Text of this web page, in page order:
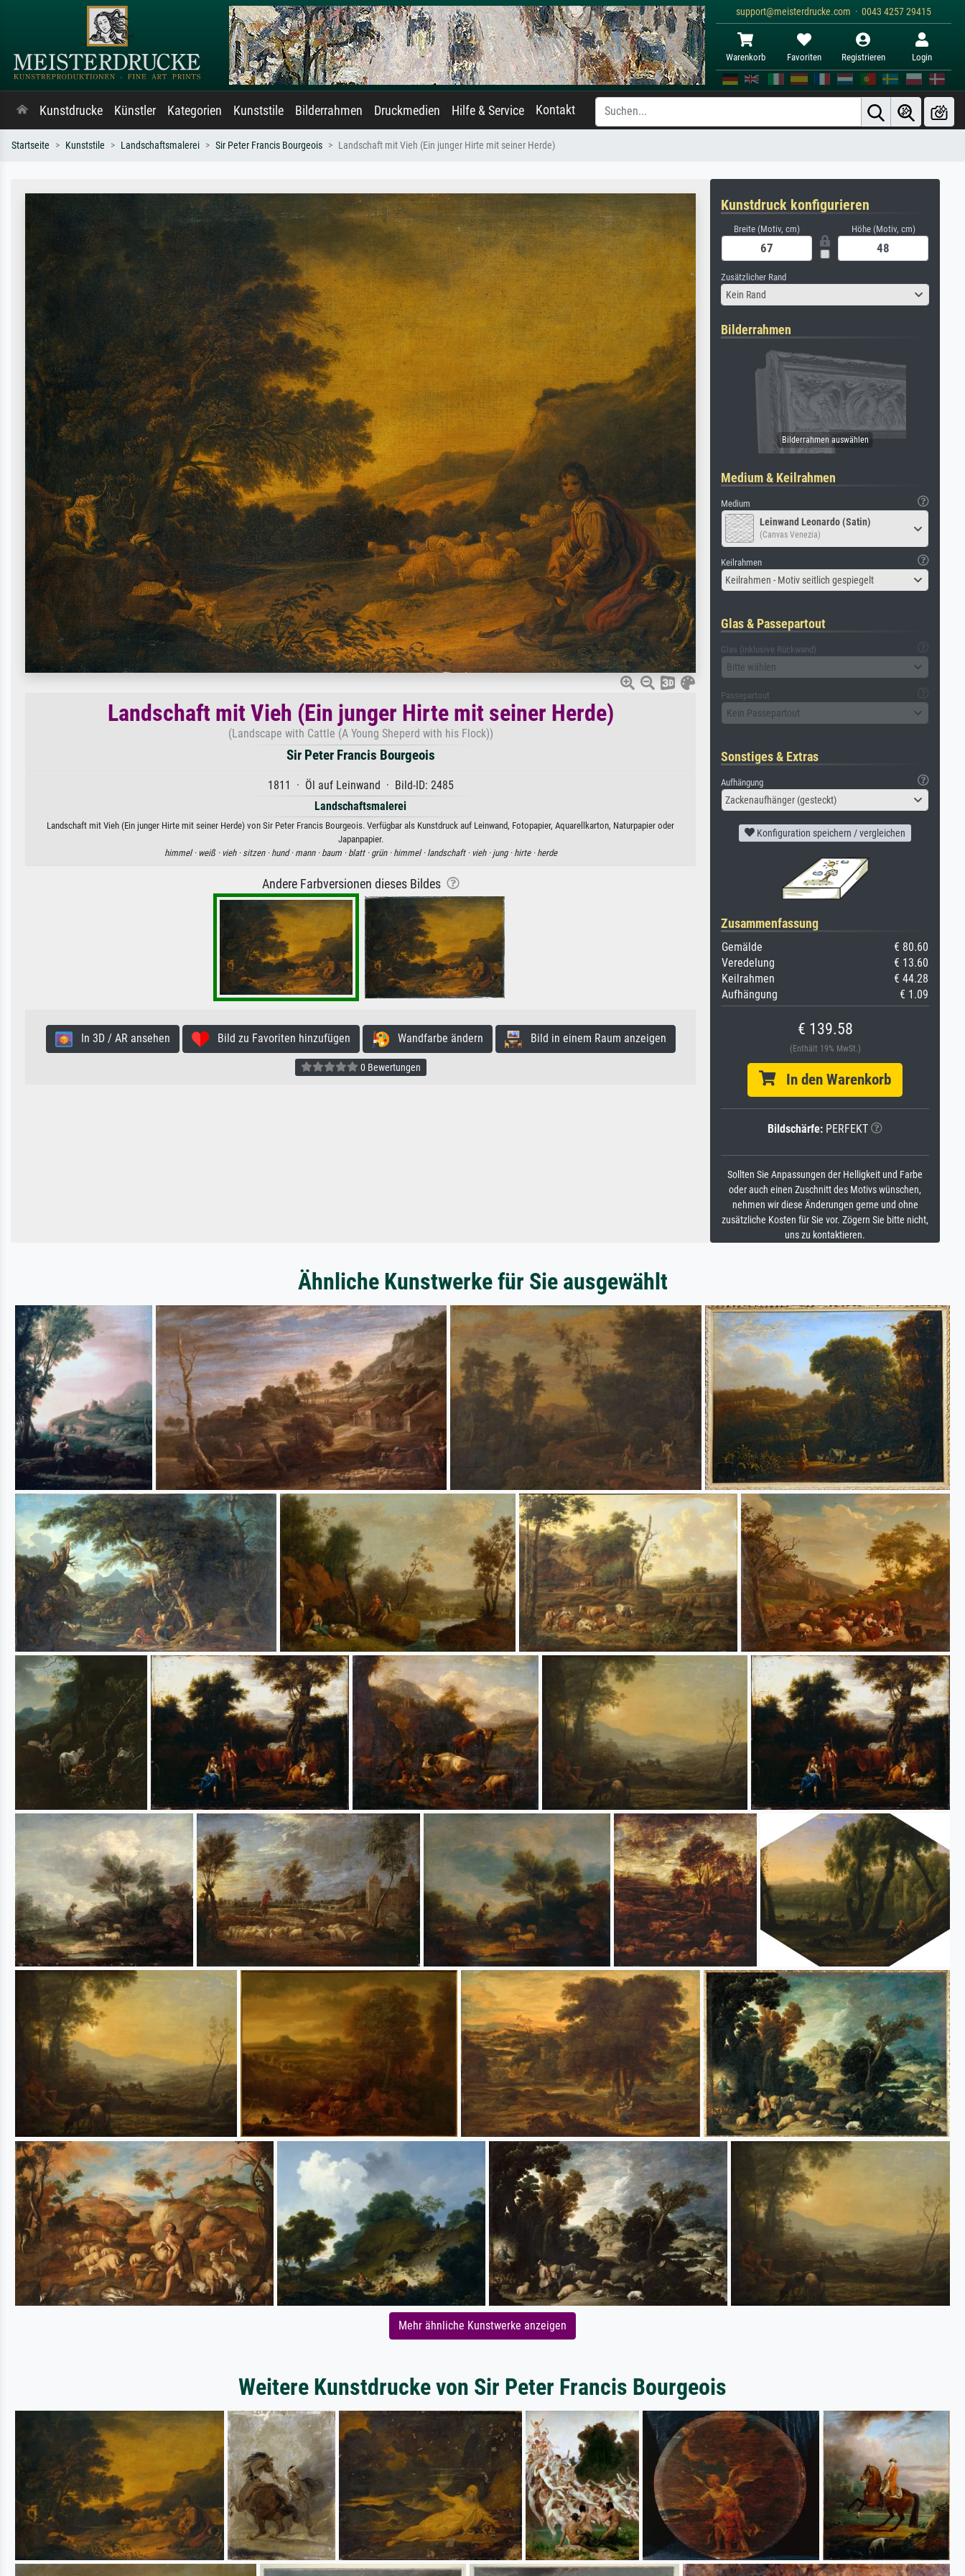
support@meisterdrucke.com · 0043 4257 29415
Warenkorb Favoriten Registrieren Login
Kunstdrucke Künstler Kategorien Kunststile Bilderrahmen Druckmedien Hilfe & Service Kontakt
Startseite Kunststile Landschaftsmalerei Sir Peter Francis Bourgeois Landschaft mit Vieh (Ein junger Hirte mit seiner Herde)
Landschaft mit Vieh (Ein junger Hirte mit seiner Herde)
(Landscape with Cattle (A Young Sheperd with his Flock))
Sir Peter Francis Bourgeois
1811 · Öl auf Leinwand · Bild-ID: 2485
Landschaftsmalerei
Landschaft mit Vieh (Ein junger Hirte mit seiner Herde) von Sir Peter Francis Bourgeois. Verfügbar als Kunstdruck auf Leinwand, Fotopapier, Aquarellkarton, Naturpapier oder
Japanpapier.
himmel · weiß · vieh · sitzen · hund · mann · baum · blatt · grün · himmel · landschaft · vieh · jung · hirte · herde
Andere Farbversionen dieses Bildes
In 3D / AR ansehen Bild zu Favoriten hinzufügen Wandfarbe ändern Bild in einem Raum anzeigen
0 Bewertungen
Kunstdruck konfigurieren
Breite (Motiv, cm) Höhe (Motiv, cm)
Zusätzlicher Rand
Kein Rand
Bilderrahmen
Medium & Keilrahmen
Medium
Leinwand Leonardo (Satin)
(Canvas Venezia)
Keilrahmen
Keilrahmen - Motiv seitlich gespiegelt
Glas & Passepartout
Glas (inklusive Rückwand)
Bitte wählen
Passepartout
Kein Passepartout
Sonstiges & Extras
Aufhängung
Zackenaufhänger (gesteckt)
Konfiguration speichern / vergleichen
Zusammenfassung
Gemälde
€ 80.60
Veredelung
€ 13.60
Keilrahmen
€ 44.28
Aufhängung
€ 1.09
€ 139.58
(Enthält 19% MwSt.)
In den Warenkorb
Bildschärfe: PERFEKT
Sollten Sie Anpassungen der Helligkeit und Farbe
oder auch einen Zuschnitt des Motivs wünschen,
nehmen wir diese Änderungen gerne und ohne
zusätzliche Kosten für Sie vor. Zögern Sie bitte nicht,
uns zu kontaktieren.
Ähnliche Kunstwerke für Sie ausgewählt
Mehr ähnliche Kunstwerke anzeigen
Weitere Kunstdrucke von Sir Peter Francis Bourgeois